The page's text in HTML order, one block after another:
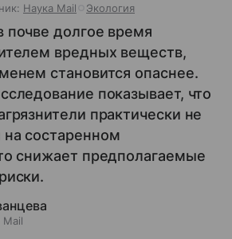
Наука Mail Экология
почве долгое время
вредных веществ,
становится опаснее.
показывает, что
практически не
состаренном
снижает предполагаемые
Mail